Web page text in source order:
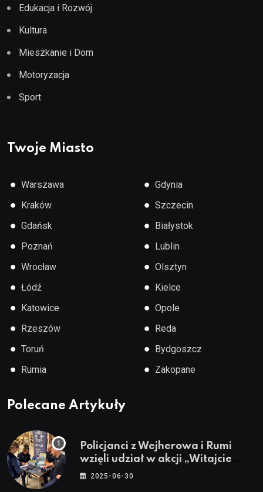
Edukacja i Rozwój
Kultura
Mieszkanie i Dom
Motoryzacja
Sport
Twoje Miasto
● Warszawa
● Kraków
● Gdańsk
● Poznań
● Wrocław
● Łódź
● Katowice
● Rzeszów
● Toruń
● Rumia
● Gdynia
● Szczecin
● Białystok
● Lublin
● Olsztyn
● Kielce
● Opole
● Reda
● Bydgoszcz
● Zakopane
Polecane Artykuły
Policjanci z Wejherowa i Rumi
wzięli udział w akcji „Witajcie
Wakacje”
2025-06-30